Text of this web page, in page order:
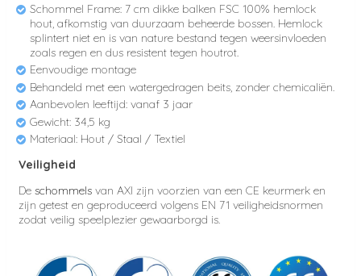
Schommel Frame: 7 cm dikke balken FSC 100% hemlock
hout, afkomstig van duurzaam beheerde bossen. Hemlock
splintert niet en is van nature bestand tegen weersinvloeden
zoals regen en dus resistent tegen houtrot.
Eenvoudige montage
Behandeld met een watergedragen beits, zonder chemicaliën.
Aanbevolen leeftijd: vanaf 3 jaar
Gewicht: 34,5 kg
Materiaal: Hout / Staal / Textiel
Veiligheid
De schommels van AXI zijn voorzien van een CE keurmerk en
zijn getest en geproduceerd volgens EN 71 veiligheidsnormen
zodat veilig speelplezier gewaarborgd is.